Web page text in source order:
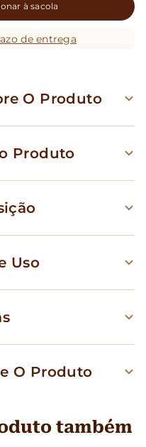
à sacola
de entrega
O Produto
Produto
Uso
O Produto
também